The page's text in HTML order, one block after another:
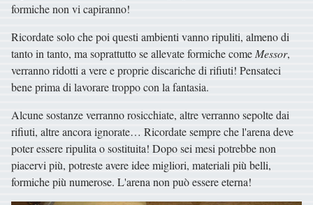
formiche non vi capiranno!
Ricordate solo che poi questi ambienti vanno ripuliti, almeno di
tanto in tanto, ma soprattutto se allevate formiche come Messor,
verranno ridotti a vere e proprie discariche di rifiuti! Pensateci
bene prima di lavorare troppo con la fantasia.
Alcune sostanze verranno rosicchiate, altre verranno sepolte dai
rifiuti, altre ancora ignorate… Ricordate sempre che l'arena deve
poter essere ripulita o sostituita! Dopo sei mesi potrebbe non
piacervi più, potreste avere idee migliori, materiali più belli,
formiche più numerose. L'arena non può essere eterna!